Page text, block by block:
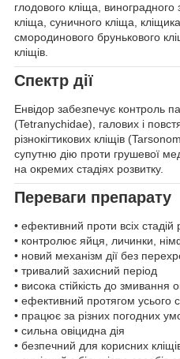
глодового кліща, виноградного
кліща, суничного кліща,
смородинового брунькового
кліщів.
Спектр дії
Енвідор забезпечує контроль
(Tetranychidae), галових і
різнокігтикових кліщів
супутню дію проти грушевої
на окремих стадіях розвитку.
Переваги препарату
• ефективний проти всіх стадій
• контролює яйця, личинки,
• новий механізм дії без
• тривалий захисний період
• висока стійкість до змивання
• ефективний протягом усього
• працює за різних погодних
• сильна овіцидна дія
• безпечний для корисних